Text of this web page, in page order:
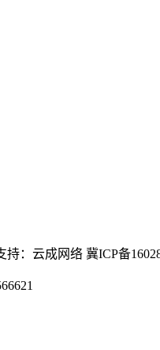
：云成网络 冀ICP备